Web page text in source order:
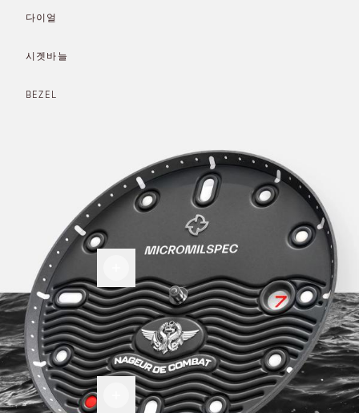
된 스테인리스 스틸 케이스, 일체형 스트랩, 챔퍼 처리된
성했어요.
다이얼
시곗바늘
BEZEL
다이
일
레드